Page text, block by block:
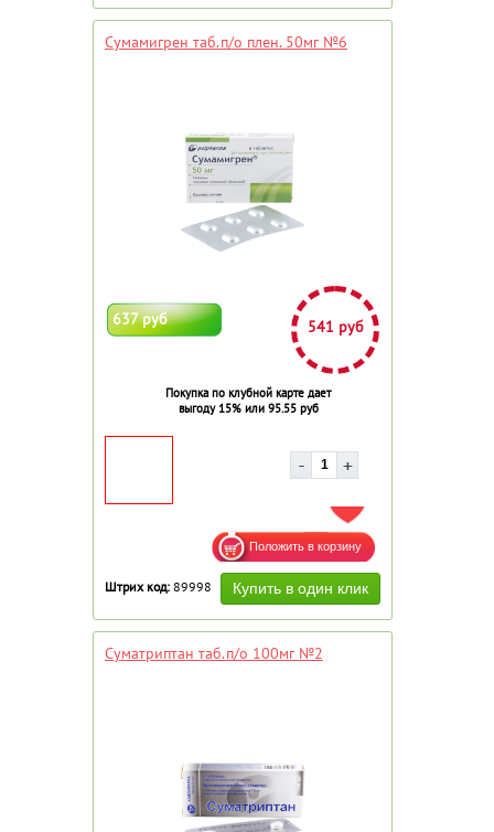
Сумамигрен таб.п/о плен. 50мг №6
637 руб 541 руб
Покупка по клубной карте дает
выгоду 15% или 95.55 руб
ДОБАВИТЬ В ИЗБРАННОЕ
Штрих код: 89998
Суматриптан таб.п/о 100мг №2